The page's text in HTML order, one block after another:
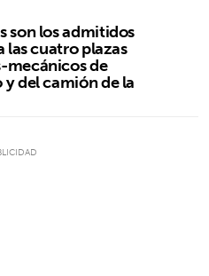
son los admitidos
las cuatro plazas
de
del camión de la